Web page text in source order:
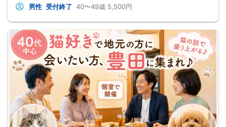
男性 受付終了 40〜49歳 5,500円